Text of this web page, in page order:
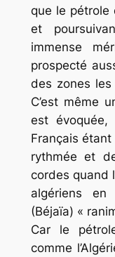
que le pétrole
et
immense
prospecté
des zones
C’est même
est évoquée,
Français
rythmée et
cordes quand
algériens
(Béjaïa) «
Car le
comme